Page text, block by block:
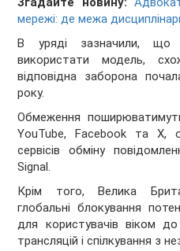
мережі: де межа
В уряді зазначили, що
використати модель,
відповідна заборона
року.
Обмеження
YouTube, Facebook та X,
сервісів обміну
Signal.
Крім того, Велика
глобальні блокування
для користувачів віком
трансляцій і спілкування з